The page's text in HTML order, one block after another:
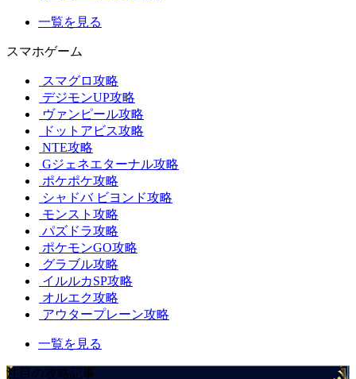
一覧を見る
スマホゲーム
スマグロ攻略
デジモンUP攻略
ヴァンピール攻略
ドットアビス攻略
NTE攻略
Gジェネエターナル攻略
ポケポケ攻略
シャドバ ビヨンド攻略
モンスト攻略
パズドラ攻略
ポケモンGO攻略
グラブル攻略
イルルカSP攻略
オルエク攻略
アウタープレーン攻略
一覧を見る
注目の攻略記事